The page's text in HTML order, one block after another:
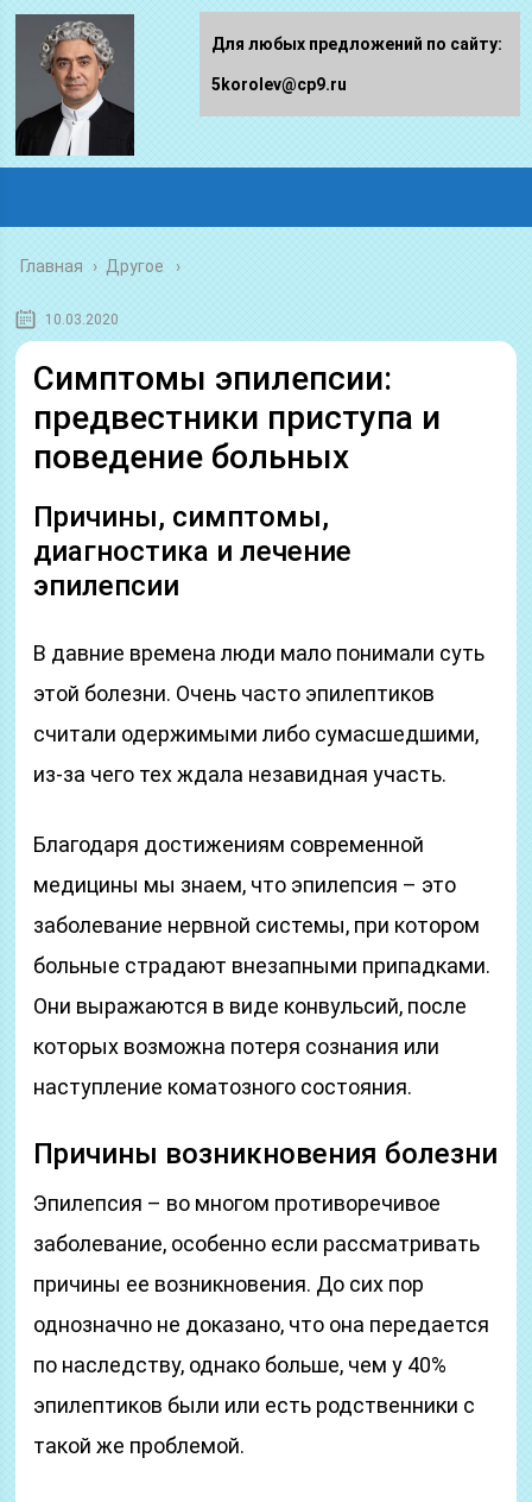
Главная › Другое
10.03.2020
Симптомы эпилепсии:
предвестники приступа и
поведение больных
Причины, симптомы,
диагностика и лечение
эпилепсии
В давние времена люди мало понимали суть
этой болезни. Очень часто эпилептиков
считали одержимыми либо сумасшедшими,
из-за чего тех ждала незавидная участь.
Благодаря достижениям современной
медицины мы знаем, что эпилепсия – это
заболевание нервной системы, при котором
больные страдают внезапными припадками.
Они выражаются в виде конвульсий, после
которых возможна потеря сознания или
наступление коматозного состояния.
Причины возникновения болезни
Эпилепсия – во многом противоречивое
заболевание, особенно если рассматривать
причины ее возникновения. До сих пор
однозначно не доказано, что она передается
по наследству, однако больше, чем у 40%
эпилептиков были или есть родственники с
такой же проблемой.
Для любых предложений по сайту:
5korolev@cp9.ru